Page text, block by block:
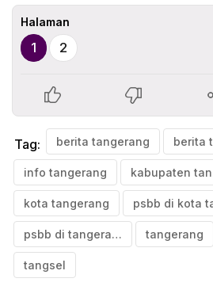
Halaman
1 2
Tag: berita tangerang berita
info tangerang
kota tangerang
psbb di tangerang tangerang
tangsel